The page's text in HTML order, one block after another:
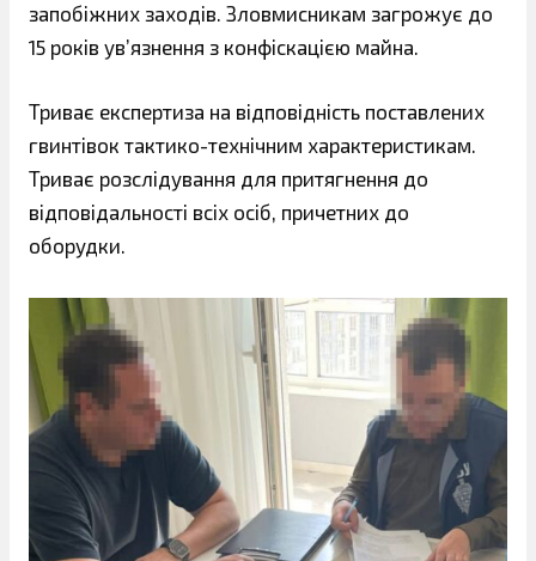
запобіжних заходів. Зловмисникам загрожує до
15 років ув’язнення з конфіскацією майна.
Триває експертиза на відповідність поставлених
гвинтівок тактико-технічним характеристикам.
Триває розслідування для притягнення до
відповідальності всіх осіб, причетних до
оборудки.